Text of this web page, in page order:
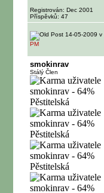
Registrován: Dec 2001
Příspěvků: 47
14-05-2009 v
PM
smokinrav
Stálý Člen